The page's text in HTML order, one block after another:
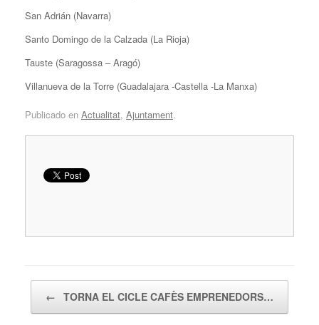
San Adrián (Navarra)
Santo Domingo de la Calzada (La Rioja)
Tauste (Saragossa – Aragó)
Villanueva de la Torre (Guadalajara -Castella -La Manxa)
Publicado en Actualitat, Ajuntament.
← TORNA EL CICLE CAFÈS EMPRENEDORS…